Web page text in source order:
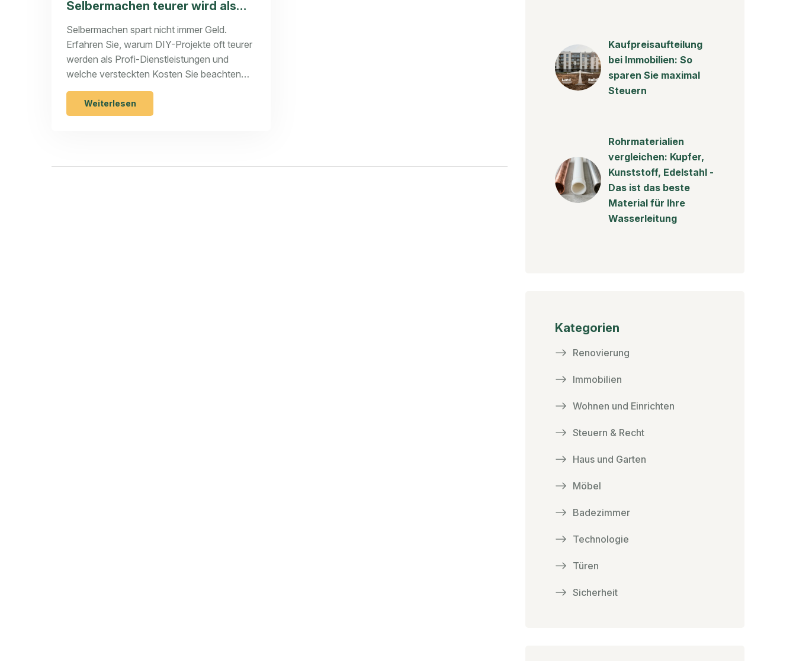
Selbermachen teurer wird als
Profi-Hilfe
Selbermachen spart nicht immer Geld.
Erfahren Sie, warum DIY-Projekte oft teurer
werden als Profi-Dienstleistungen und
welche versteckten Kosten Sie beachten
müssen.
Weiterlesen
Kaufpreisaufteilung
bei Immobilien: So
sparen Sie maximal
Steuern
Rohrmaterialien
vergleichen: Kupfer,
Kunststoff, Edelstahl -
Das ist das beste
Material für Ihre
Wasserleitung
Kategorien
Renovierung
Immobilien
Wohnen und Einrichten
Steuern & Recht
Haus und Garten
Möbel
Badezimmer
Technologie
Türen
Sicherheit